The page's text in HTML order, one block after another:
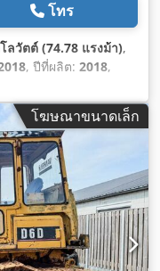
โทร
ลวัตต์ (74.78 แรงม้า),
, ปีที่ผลิต: 2018,
โฆษณาขนาดเล็ก